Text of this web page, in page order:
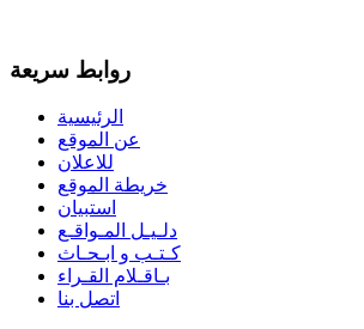
روابط سريعة
الرئيسية
عن الموقع
للاعلان
خريطة الموقع
استبيان
دلـيـل المـواقـع
كـتـب و ابـحـاث
بـاقـلام القـراء
اتصل بنا